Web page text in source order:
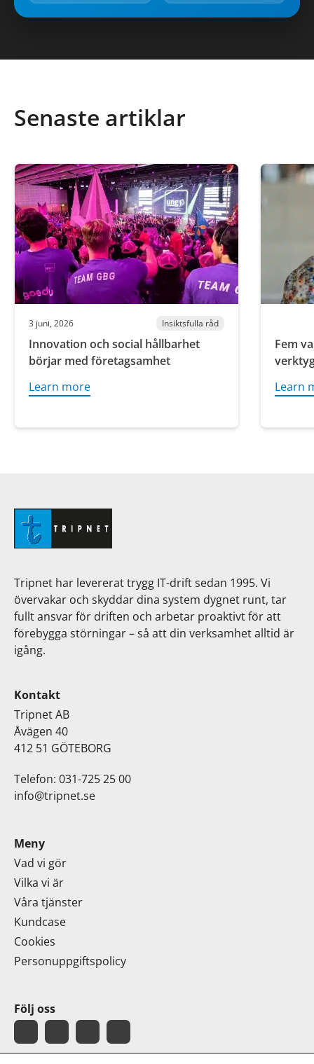
Senaste artiklar
3 juni, 2026 Insiktsfulla råd
Innovation och social hållbarhet
börjar med företagsamhet
Learn more
Fem
Learn
Tripnet har levererat trygg IT-drift sedan 1995. Vi
övervakar och skyddar dina system dygnet runt, tar
fullt ansvar för driften och arbetar proaktivt för att
förebygga störningar – så att din verksamhet alltid är
igång.
Kontakt
Tripnet AB
Åvägen 40
412 51 GÖTEBORG
Telefon: 031-725 25 00
info@tripnet.se
Meny
Vad vi gör
Vilka vi är
Våra tjänster
Kundcase
Cookies
Personuppgiftspolicy
Följ oss